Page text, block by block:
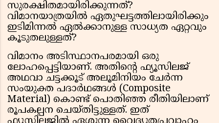
സുരക്ഷിതമായിരിക്കുന്നത്?
വിമാനയാത്രയിൽ ഏതുഘട്ടത്തിലായിരിക്കും
ഇടിമിന്നൽ ഏൽക്കാനുള്ള സാധ്യത ഏറ്റവും
കൂടുതലുള്ളത്?
വിമാനം അടിസ്ഥാനപരമായി ഒരു
ലോഹപ്പെട്ടിയാണ്. അതിന്റെ ഫ്യൂസിലജ്
അഥവാ ചട്ടക്കൂട് അലൂമിനിയം ചേർന്ന
സംയുക്ത പദാർഥങ്ങൾ (Composite
Material) കൊണ്ട് പൊതിഞ്ഞ രീതിയിലാണ്
രൂപകല്പന ചെയ്തിട്ടുള്ളത്. ഇത്